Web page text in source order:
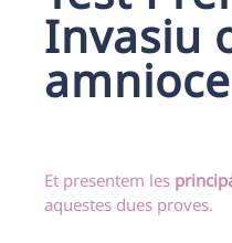
Invasiu
Et presentem les
aquestes dues proves.